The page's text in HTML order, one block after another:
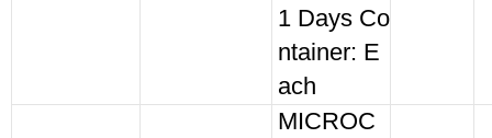
1 Days Co
ntainer: E
ach
MICROC